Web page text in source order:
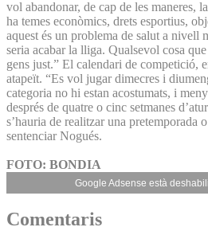
vol abandonar, de cap de les maneres,
ha temes econòmics, drets esportius,
aquest és un problema de salut a nivell
seria acabar la lliga. Qualsevol cosa
gens just.” El calendari de competició,
atapeït. “Es vol jugar dimecres i
categoria no hi estan acostumats, i
després de quatre o cinc setmanes
s’hauria de realitzar una pretemporada
sentenciar Nogués.
FOTO: BONDIA
Google Adsense està
Comentaris